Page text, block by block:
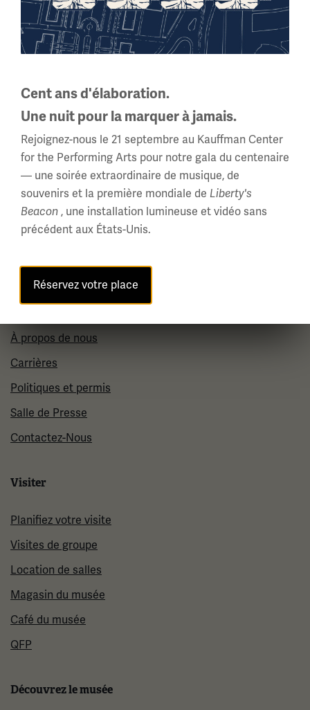
mondiale
2, promenade Memorial,
Kansas City, MO 64108 États-Unis
Heures d'été
(Jour du Souvenir - Fête du Travail)
Tous les jours
10 am - 5 pm
Heures régulières
Mercredi - Lundi
10 am - 5 pm
Mardis : FERMÉ
À propos
À propos de nous
Carrières
Politiques et permis
Salle de Presse
Contactez-Nous
Visiter
Planifiez votre visite
Visites de groupe
Location de salles
Magasin du musée
Café du musée
QFP
Découvrez le musée
Cent ans d'élaboration.
Une nuit pour la marquer à jamais.
Rejoignez-nous le 21 septembre au Kauffman Center
for the Performing Arts pour notre gala du centenaire
— une soirée extraordinaire de musique, de
souvenirs et la première mondiale de Liberty's
Beacon , une installation lumineuse et vidéo sans
précédent aux États-Unis.
Réservez votre place